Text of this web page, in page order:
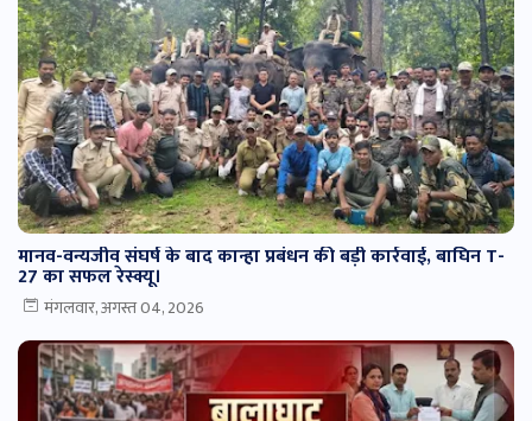
मानव-वन्यजीव संघर्ष के बाद कान्हा प्रबंधन की बड़ी कार्रवाई, बाघिन T-
27 का सफल रेस्क्यू।
मंगलवार, अगस्त 04, 2026